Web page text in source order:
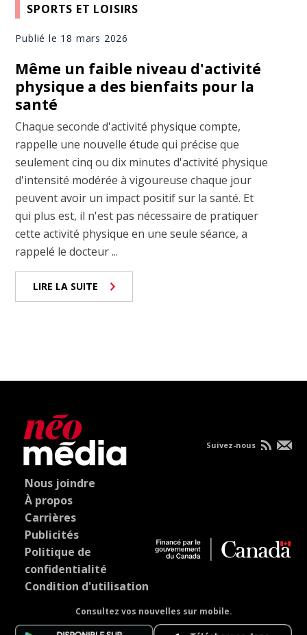
SPORTS ET LOISIRS
Publié le 18 mars 2026
Même un faible niveau d'activité
physique a des bienfaits pour la
santé
Chaque seconde d'activité physique compte,
rappelle une nouvelle étude qui précise que
seulement cinq ou dix minutes d'activité physique
d'intensité modérée à vigoureuse chaque jour
peuvent avoir un impact positif sur la santé. Et
qui plus est, il n'est pas nécessaire de pratiquer
cette activité physique en une seule séance, a
rappelé le docteur ...
LIRE LA SUITE
Nous joindre
À propos
Carrières
Publicités
Politique de
confidentialité
Condition d'utilisation
Consultez vos nouvelles sur mobile.
Suivez-nous